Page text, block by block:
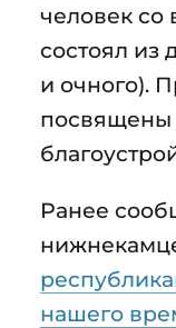
человек со
состоял из
и очного).
посвящены
Ранее
нашего